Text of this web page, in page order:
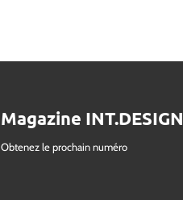
Magazine INT.DESIGN
Obtenez le prochain numéro